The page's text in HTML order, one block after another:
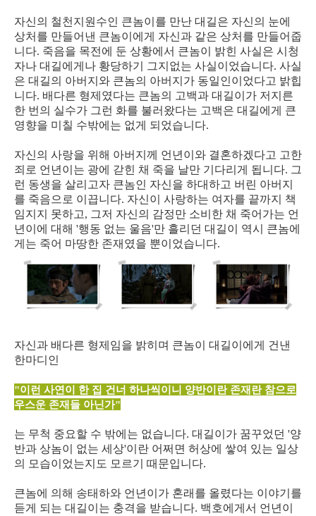
자신의 철천지원수인 큰놈이를 만난 대길은 자신의 눈에
상처를 만들어낸 큰놈이에게 자신과 같은 상처를 만들어줍
니다. 죽음을 목전에 둔 상황에서 큰놈이 밝힌 사실은 시청
자나 대길에게나 황당하기 그지없는 사실이었습니다. 사실
은 대길의 아버지와 큰놈의 아버지가 동일인이었다고 밝힙
니다. 배다른 형제였다는 큰놈의 고백과 대길이가 저지른
한 번의 실수가 그런 화를 불러왔다는 고백은 대길에게 큰
영향을 미칠 수밖에는 없게 되었습니다.
자신의 사랑을 위해 아버지께 언년이와 결혼하겠다고 고한
죄로 언년이는 광에 갇힌 채 죽을 날만 기다리게 됩니다. 그
런 동생을 살리고자 큰놈인 자신을 하대하고 버린 아버지
를 죽음으로 이끕니다. 자신이 사랑하는 여자를 끝까지 책
임지지 못하고, 그저 자신의 감정만 소비한 채 죽어가는 언
년이에 대해 '행동 없는 울음'만 흘리던 대길이 역시 큰놈에
게는 죽어 마땅한 존재였을 뿐이었습니다.
자신과 배다른 형제임을 밝히며 큰놈이 대길이에게 건낸
한마디인
"이런 사연이 한 집 건너 하나씩이니 양반이란 존재란 참으로
우스운 존재들 아닌가"
는 무척 중요할 수 밖에는 없습니다. 대길이가 꿈꾸었던 '양
반과 상놈이 없는 세상'이란 어쩌면 허상에 쌓여 있는 일상
의 모습이었는지도 모르기 때문입니다.
큰놈에 의해 송태하와 언년이가 혼래를 올렸다는 이야기를
듣게 되는 대길이는 충격을 받습니다. 백호에게서 언년이